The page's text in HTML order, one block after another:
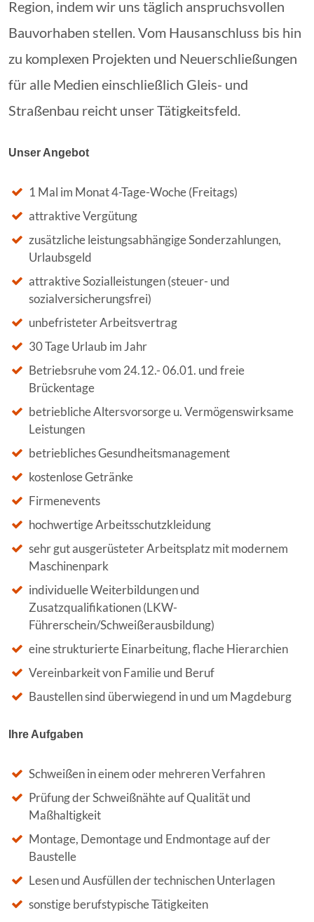
Region, indem wir uns täglich anspruchsvollen
Bauvorhaben stellen. Vom Hausanschluss bis hin
zu komplexen Projekten und Neuerschließungen
für alle Medien einschließlich Gleis- und
Straßenbau reicht unser Tätigkeitsfeld.
Unser Angebot
1 Mal im Monat 4-Tage-Woche (Freitags)
attraktive Vergütung
zusätzliche leistungsabhängige Sonderzahlungen,
Urlaubsgeld
attraktive Sozialleistungen (steuer- und
sozialversicherungsfrei)
unbefristeter Arbeitsvertrag
30 Tage Urlaub im Jahr
Betriebsruhe vom 24.12.- 06.01. und freie
Brückentage
betriebliche Altersvorsorge u. Vermögenswirksame
Leistungen
betriebliches Gesundheitsmanagement
kostenlose Getränke
Firmenevents
hochwertige Arbeitsschutzkleidung
sehr gut ausgerüsteter Arbeitsplatz mit modernem
Maschinenpark
individuelle Weiterbildungen und
Zusatzqualifikationen (LKW-
Führerschein/Schweißerausbildung)
eine strukturierte Einarbeitung, flache Hierarchien
Vereinbarkeit von Familie und Beruf
Baustellen sind überwiegend in und um Magdeburg
Ihre Aufgaben
Schweißen in einem oder mehreren Verfahren
Prüfung der Schweißnähte auf Qualität und
Maßhaltigkeit
Montage, Demontage und Endmontage auf der
Baustelle
Lesen und Ausfüllen der technischen Unterlagen
sonstige berufstypische Tätigkeiten